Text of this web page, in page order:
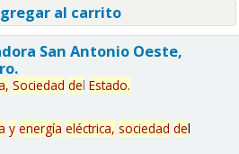
al carrito
San Antonio Oeste,
Sociedad del Estado.
y energía eléctrica, sociedad del